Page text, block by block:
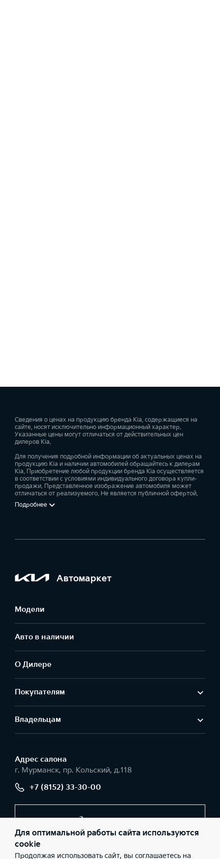
Сведения о ценах на продукцию бренда Kia, содержащиеся на
сайте, носят исключительно информационный характер.
Указанные цены могут отличаться от действительных цен
дилеров Kia.
Для получения подробной информации об актуальных ценах на
продукцию Kia и наличии автомобилей обращайтесь к дилерам
Kia. Приобретение любой продукции бренда Kia осуществляется
в соответствии с условиями индивидуального договора купли-
продажи. Представленное изображение автомобиля может
отличаться от реализуемого. Не является публичной офертой.
Подробнее
Автомаркет
Модели
Авто в наличии
О Дилере
Покупателям
Владельцам
Адрес салонa
г. Мурманск, пр. Кольский, д.118
+7 (8152) 33-30-00
Заказать звонок
© 2026 Юридические лица ООО «Севертранс» (Фактический
Для оптимальной работы сайта используются
cookie
Продолжая использовать сайт, вы соглашаетесь на